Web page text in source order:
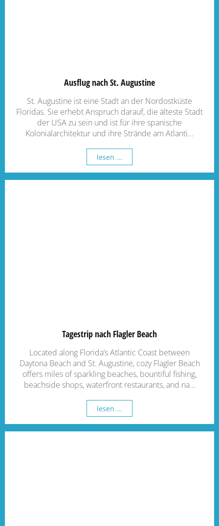
Ausflug nach St. Augustine
St. Augustine ist eine Stadt an der Nordostküste
Floridas. Sie erhebt Anspruch darauf, die älteste Stadt
der USA zu sein und ist für ihre spanische
Kolonialarchitektur und ihre Strände am Atlanti...
lesen ...
Tagestrip nach Flagler Beach
Located along Florida’s Atlantic Coast between
Daytona Beach and St. Augustine, cozy Flagler Beach
offers miles of sparkling beaches, bountiful fishing,
beachside shops, waterfront restaurants, and na...
lesen ...